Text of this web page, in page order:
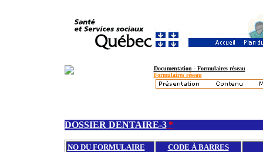
Documentation - Formulaires réseau
Formulaires réseau
DOSSIER DENTAIRE-3 *
NO DU FORMULAIRE CODE À BARRES